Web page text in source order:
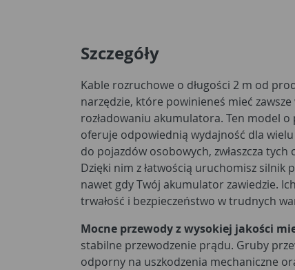
Szczegóły
Kable rozruchowe o długości 2 m od
narzędzie, które powinieneś mieć
rozładowaniu akumulatora. Ten model
oferuje odpowiednią wydajność dla
do pojazdów osobowych, zwłaszcza
Dzięki nim z łatwością uruchomisz silnik
nawet gdy Twój akumulator zawiedzie.
trwałość i bezpieczeństwo w trudnych
Mocne przewody z wysokiej jakości
stabilne przewodzenie prądu. Gruby
odporny na uszkodzenia mechaniczne